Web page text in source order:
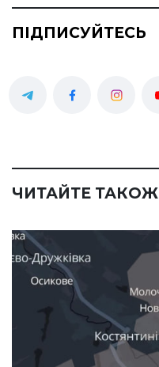
ПІДПИСУЙТЕСЬ
ЧИТАЙТЕ ТАКОЖ